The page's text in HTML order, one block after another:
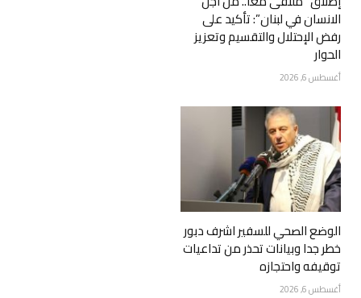
الانسان في لبنان”: تأكيد على
رفض الإحتلال والتقسيم وتعزيز
الحوار
أغسطس 6, 2026
الوضع الصحي للسفير اشرف دبور
خطر جدا وبيانات تحذر من تداعيات
توقيفه واحتجازه
أغسطس 6, 2026